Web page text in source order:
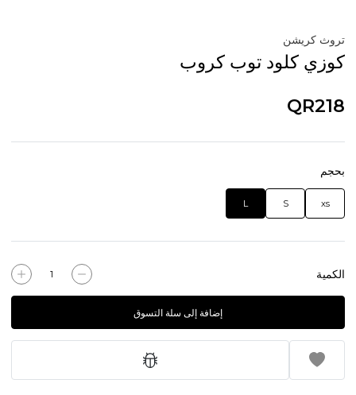
تروث كريشن
كوزي كلود توب كروب
QR218
بحجم
xs
S
L
الكمية
إضافة إلى سلة التسوق